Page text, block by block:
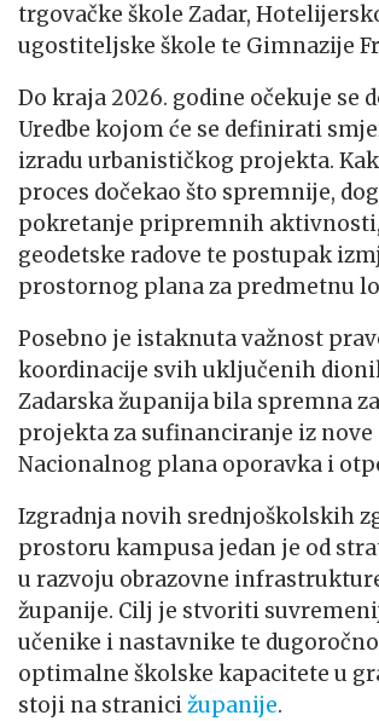
trgovačke škole Zadar,
ugostiteljske škole te Gimnazije
Do kraja 2026. godine očekuje se
Uredbe kojom će se definirati
izradu urbanističkog projekta.
proces dočekao što spremnije,
pokretanje pripremnih
geodetske radove te postupak
prostornog plana za predmetnu
Posebno je istaknuta važnost
koordinacije svih uključenih
Zadarska županija bila spremna
projekta za sufinanciranje iz
Nacionalnog plana oporavka i
Izgradnja novih srednjoškolskih
prostoru kampusa jedan je od
u razvoju obrazovne
županije. Cilj je stvoriti
učenike i nastavnike te
optimalne školske kapacitete u
stoji na stranicižupanije.